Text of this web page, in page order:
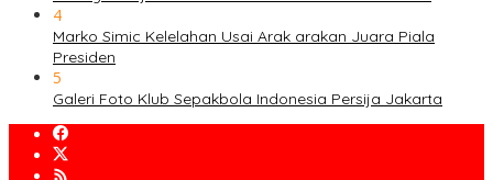
4
Marko Simic Kelelahan Usai Arak arakan Juara Piala
Presiden
5
Galeri Foto Klub Sepakbola Indonesia Persija Jakarta